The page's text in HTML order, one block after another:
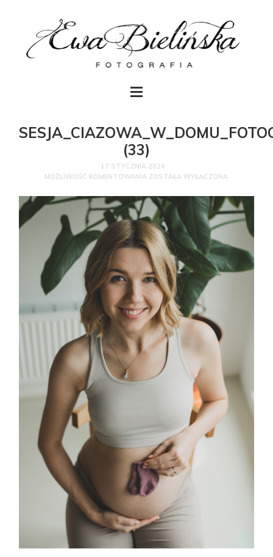
(33)
17 STYCZNIA 2024
MOŻLIWOŚĆ KOMENTOWANIA ZOSTAŁA WYŁĄCZONA